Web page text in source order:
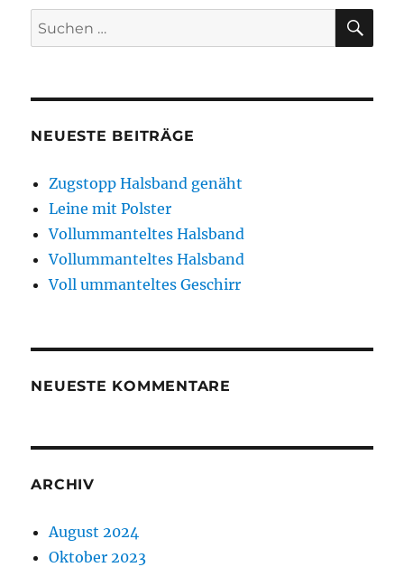
Suchen
nach:
NEUESTE BEITRÄGE
Zugstopp Halsband genäht
Leine mit Polster
Vollummanteltes Halsband
Vollummanteltes Halsband
Voll ummanteltes Geschirr
NEUESTE KOMMENTARE
ARCHIV
August 2024
Oktober 2023